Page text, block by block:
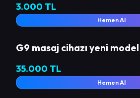
3.000 TL
Hemen Al
G9 masaj cihazı yeni model
35.000 TL
Hemen Al